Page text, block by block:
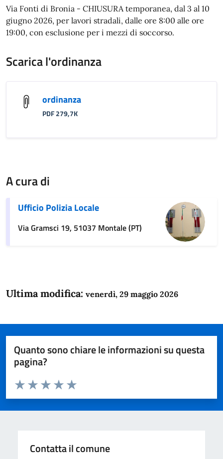
Via Fonti di Bronia - CHIUSURA temporanea, dal 3 al 10
giugno 2026, per lavori stradali, dalle ore 8:00 alle ore
19:00, con esclusione per i mezzi di soccorso.
Scarica l'ordinanza
ordinanza
PDF 279,7K
A cura di
Ufficio Polizia Locale
Via Gramsci 19, 51037 Montale (PT)
Ultima modifica: venerdì, 29 maggio 2026
Quanto sono chiare le informazioni su questa
pagina?
Domanda
Valuta da 1 a 5 stelle la pagina
Valuta 5 stelle su 5
Valuta 4 stelle su 5
Valuta 3 stelle su 5
Valuta 2 stelle su 5
Valuta 1 stelle su 5
Contatta il comune